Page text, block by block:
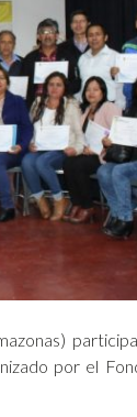
por el